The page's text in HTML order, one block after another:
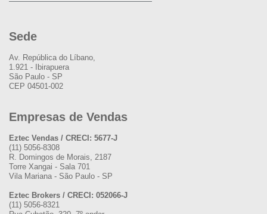
Sede
Av. República do Líbano,
1.921 - Ibirapuera
São Paulo - SP
CEP 04501-002
Empresas de Vendas
Eztec Vendas / CRECI: 5677-J
(11) 5056-8308
R. Domingos de Morais, 2187
Torre Xangai - Sala 701
Vila Mariana - São Paulo - SP
Eztec Brokers / CRECI: 052066-J
(11) 5056-8321